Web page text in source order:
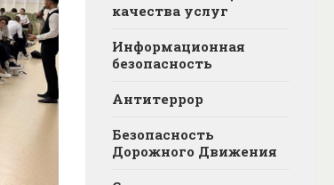
качества услуг
Информационная
безопасность
Антитеррор
Безопасность
Дорожного Движения